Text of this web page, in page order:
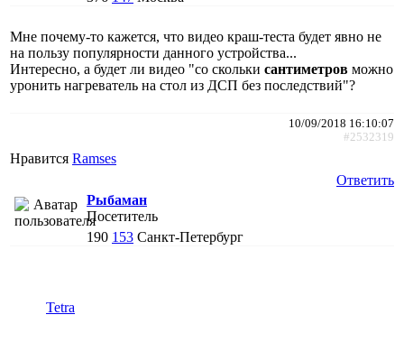
Мне почему-то кажется, что видео краш-теста будет явно не
на пользу популярности данного устройства...
Интересно, а будет ли видео "со скольки сантиметров можно
уронить нагреватель на стол из ДСП без последствий"?
10/09/2018 16:10:07
#2532319
Нравится Ramses
Ответить
Рыбаман
Посетитель
190 153 Санкт-Петербург
Tetra